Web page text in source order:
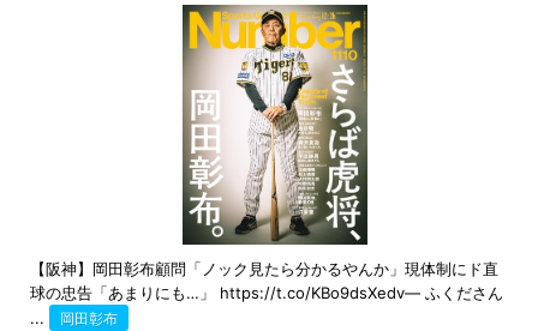
【阪神】岡田彰布顧問「ノック見たら分かるやんか」現体制にド直
球の忠告「あまりにも…」 https://t.co/KBo9dsXedv— ふくださん
...
岡田彰布